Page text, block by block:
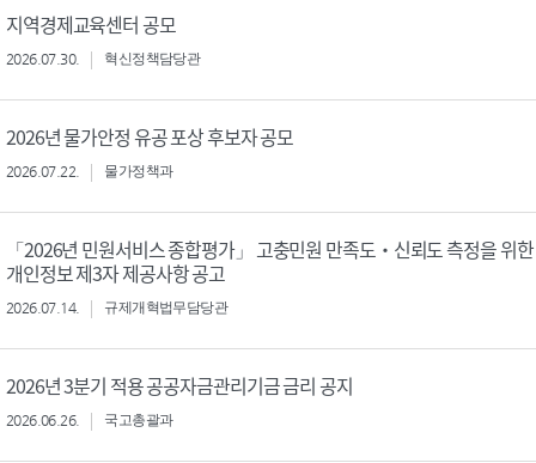
지역경제교육센터 공모
2026.07.30. 혁신정책담당관
2026년 물가안정 유공 포상 후보자 공모
2026.07.22. 물가정책과
「2026년 민원서비스 종합평가」 고충민원 만족도‧신뢰도 측정을 위한
개인정보 제3자 제공사항 공고
2026.07.14. 규제개혁법무담당관
2026년 3분기 적용 공공자금관리기금 금리 공지
2026.06.26. 국고총괄과